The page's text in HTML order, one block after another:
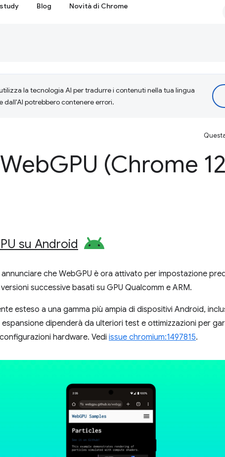
Blog Novità di Chrome
la tecnologia AI per tradurre i contenuti nella tua lingua
potrebbero contenere errori.
GPU (Chrome
su Android
che WebGPU è ora attivato per impostazione
successive basati su GPU Qualcomm e ARM.
esteso a una gamma più ampia di dispositivi Android,
dipenderà da ulteriori test e ottimizzazioni per
hardware. Vedi issue chromium:1497815.